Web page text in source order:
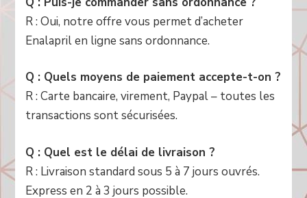
R : Oui, notre offre vous permet d’acheter
Enalapril en ligne sans ordonnance.
Q : Quels moyens de paiement accepte-t-on ?
R : Carte bancaire, virement, Paypal – toutes les
transactions sont sécurisées.
Q : Quel est le délai de livraison ?
R : Livraison standard sous 5 à 7 jours ouvrés.
Express en 2 à 3 jours possible.